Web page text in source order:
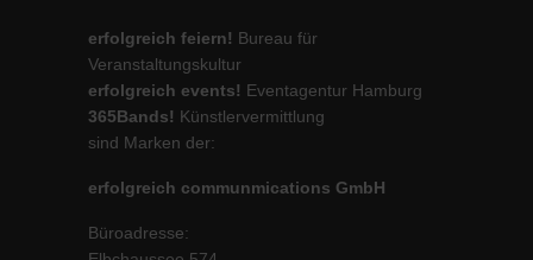
erfolgreich feiern! Bureau für
Veranstaltungskultur
erfolgreich events! Eventagentur Hamburg
365Bands! Künstlervermittlung
sind Marken der:
erfolgreich communmications GmbH
Büroadresse: